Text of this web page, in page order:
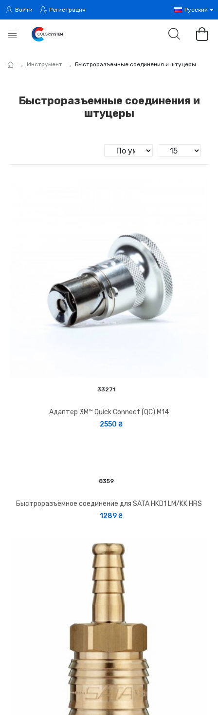
Войти Регистрация Русский
Инструмент Быстроразъемные соединения и штуцеры
Быстроразъемные соединения и
штуцеры
33271
Адаптер 3M™ Quick Connect (QC) М14
2550 ₴
8359
Быстроразъёмное соединение для SATA HKD1 LM/KK HRS
1289 ₴